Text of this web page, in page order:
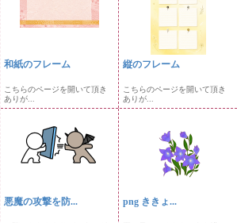
和紙のフレーム
こちらのページを開いて頂き
ありが...
縦のフレーム
こちらのページを開いて頂き
ありが...
悪魔の攻撃を防... png ききょ...